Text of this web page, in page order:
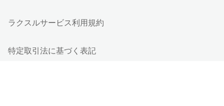
ラクスルサービス利用規約
特定取引法に基づく表記